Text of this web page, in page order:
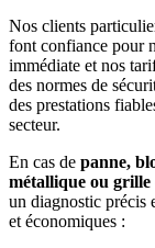
Nos clients
font confiance pour
immédiate et nos
des normes de
des prestations
secteur.
En cas de panne,
métallique ou grille
un diagnostic précis
et économiques :